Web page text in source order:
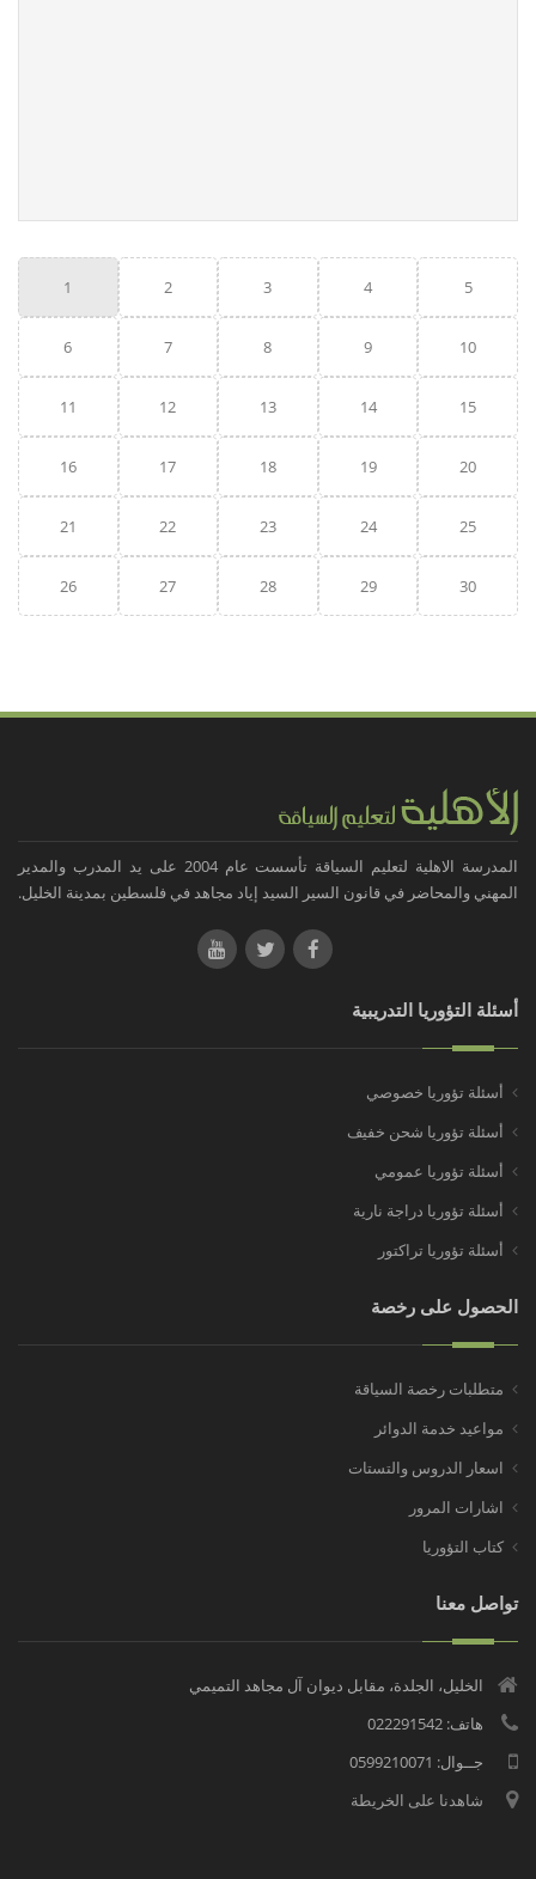
1 2 3 4 5
6 7 8 9 10
11 12 13 14 15
16 17 18 19 20
21 22 23 24 25
26 27 28 29 30
المدرسة الاهلية لتعليم السياقة تأسست عام 2004 على يد المدرب والمدير
المهني والمحاضر في قانون السير السيد إياد مجاهد في فلسطين بمدينة الخليل.
أسئلة التؤوريا التدريبية
أسئلة تؤوريا خصوصي
أسئلة تؤوريا شحن خفيف
أسئلة تؤوريا عمومي
أسئلة تؤوريا دراجة نارية
أسئلة تؤوريا تراكتور
الحصول على رخصة
متطلبات رخصة السياقة
مواعيد خدمة الدوائر
اسعار الدروس والتستات
اشارات المرور
كتاب التؤوريا
تواصل معنا
الخليل، الجلدة، مقابل ديوان آل مجاهد التميمي
هاتف: 022291542
جــوال: 0599210071
شاهدنا على الخريطة